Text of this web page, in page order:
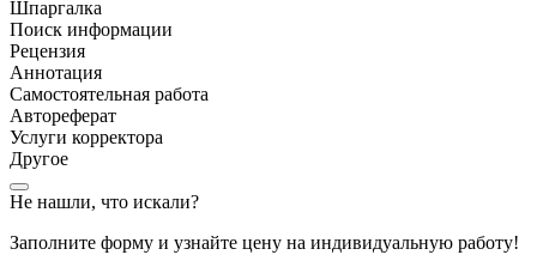
Шпаргалка
Поиск информации
Рецензия
Аннотация
Самостоятельная работа
Автореферат
Услуги корректора
Другое
Не нашли, что искали?
Заполните форму и узнайте цену на индивидуальную работу!